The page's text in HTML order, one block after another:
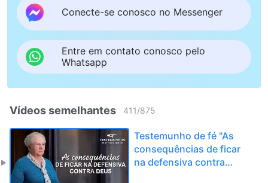
Conecte-se conosco no Messenger
Entre em contato conosco pelo
Whatsapp
Vídeos semelhantes 411/875
Testemunho de fé "As
consequências de ficar
na defensiva contra